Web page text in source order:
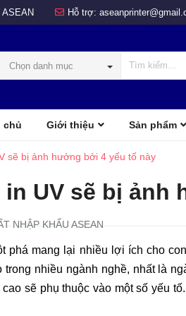
Hỗ trợ:
Chọn danh mục
chủ Giới thiệu Sản phẩm
sẽ bị ảnh hưởng bởi 4 yếu tố này
UV sẽ bị ảnh
NHẬP KHẨU ASEAN
mang lại nhiều lợi ích cho
nhiều ngành nghề, nhất là
sẽ phụ thuộc vào một số yếu